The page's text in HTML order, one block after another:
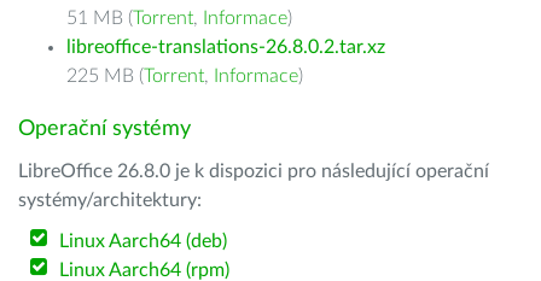
51 MB (Torrent, Informace)
libreoffice-translations-26.8.0.2.tar.xz
225 MB (Torrent, Informace)
Operační systémy
LibreOffice 26.8.0 je k dispozici pro následující operační
systémy/architektury:
Linux Aarch64 (deb)
Linux Aarch64 (rpm)